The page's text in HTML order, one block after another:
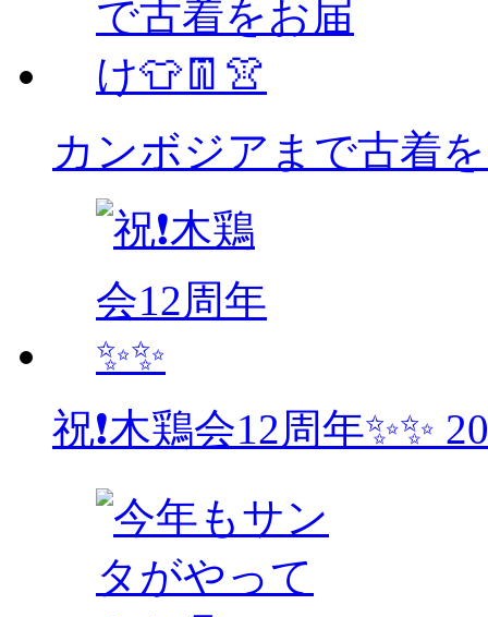
カンボジアまで古着
祝❗木鶏会12周年✨✨